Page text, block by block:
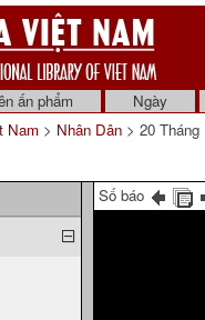
ấn phẩm
Ngày
Nam > Nhân Dân > 20 Tháng
Số báo